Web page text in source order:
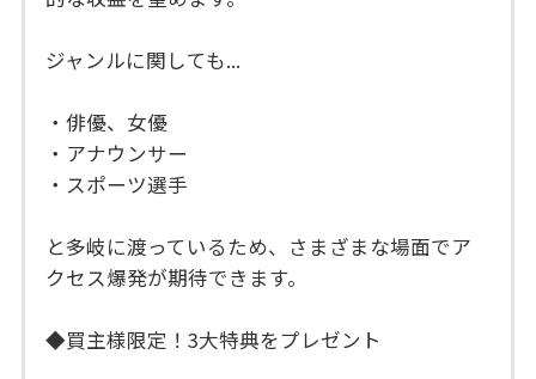
ジャンルに関しても...
・俳優、女優
・アナウンサー
・スポーツ選手
と多岐に渡っているため、さまざまな場面でア
クセス爆発が期待できます。
◆買主様限定！3大特典をプレゼント